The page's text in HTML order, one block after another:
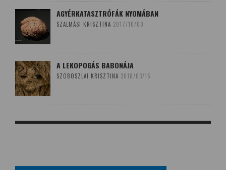
AGYÉRKATASZTRÓFÁK NYOMÁBAN
SZALMÁSI KRISZTINA 2017/10/08
A LEKOPOGÁS BABONÁJA
SZOBOSZLAI KRISZTINA 2018/03/15